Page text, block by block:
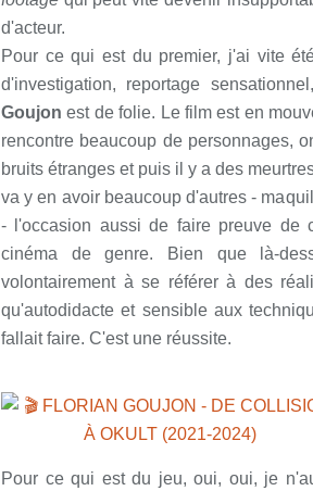
d'acteur.
Pour ce qui est du premier, j'ai vite
d'investigation, reportage
Goujon est de folie. Le film est en
rencontre beaucoup de personnages,
bruits étranges et puis il y a des
va y en avoir beaucoup d'autres -
- l'occasion aussi de faire preuve de
cinéma de genre. Bien que là-
volontairement à se référer à des
qu'autodidacte et sensible aux
fallait faire. C'est une réussite.
Pour ce qui est du jeu, oui, oui, je